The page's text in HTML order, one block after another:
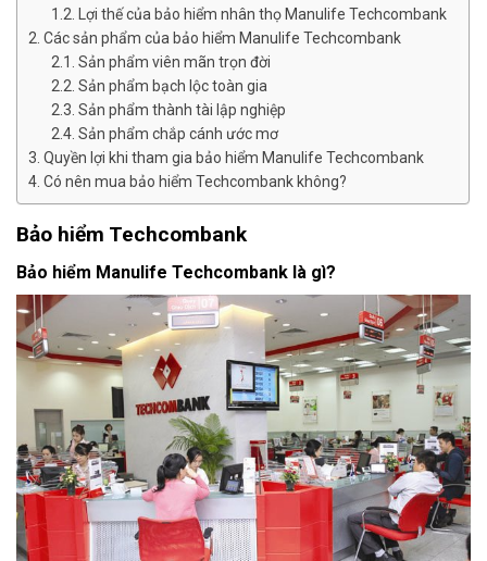
Lợi thế của bảo hiểm nhân thọ Manulife Techcombank
Các sản phẩm của bảo hiểm Manulife Techcombank
Sản phẩm viên mãn trọn đời
Sản phẩm bạch lộc toàn gia
Sản phẩm thành tài lập nghiệp
Sản phẩm chắp cánh ước mơ
Quyền lợi khi tham gia bảo hiểm Manulife Techcombank
Có nên mua bảo hiểm Techcombank không?
Bảo hiểm Techcombank
Bảo hiểm Manulife Techcombank là gì?